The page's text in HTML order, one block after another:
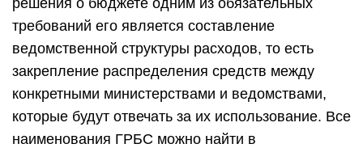
решения о бюджете одним из обязательных
требований его является составление
ведомственной структуры расходов, то есть
закрепление распределения средств между
конкретными министерствами и ведомствами,
которые будут отвечать за их использование. Все
наименования ГРБС можно найти в